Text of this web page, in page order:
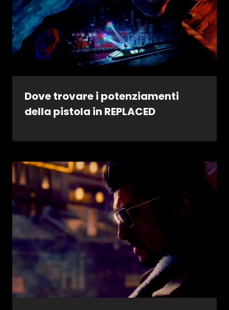
Dove trovare i potenziamenti
della pistola in REPLACED